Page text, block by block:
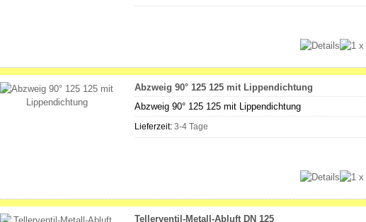
Abzweig 90° 125 125 mit Lippendichtung
Abzweig 90° 125 125 mit Lippendichtung
Lieferzeit: 3-4 Tage
Tellerventil-Metall-Abluft DN 125